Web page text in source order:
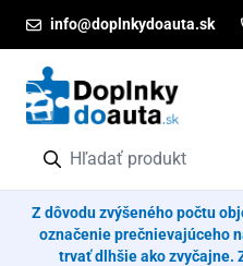
info@doplnkydoauta.sk
Z dôvodu zvýšeného počtu
označenie prečnievajúceho
trvať dlhšie ako zvyčajne.